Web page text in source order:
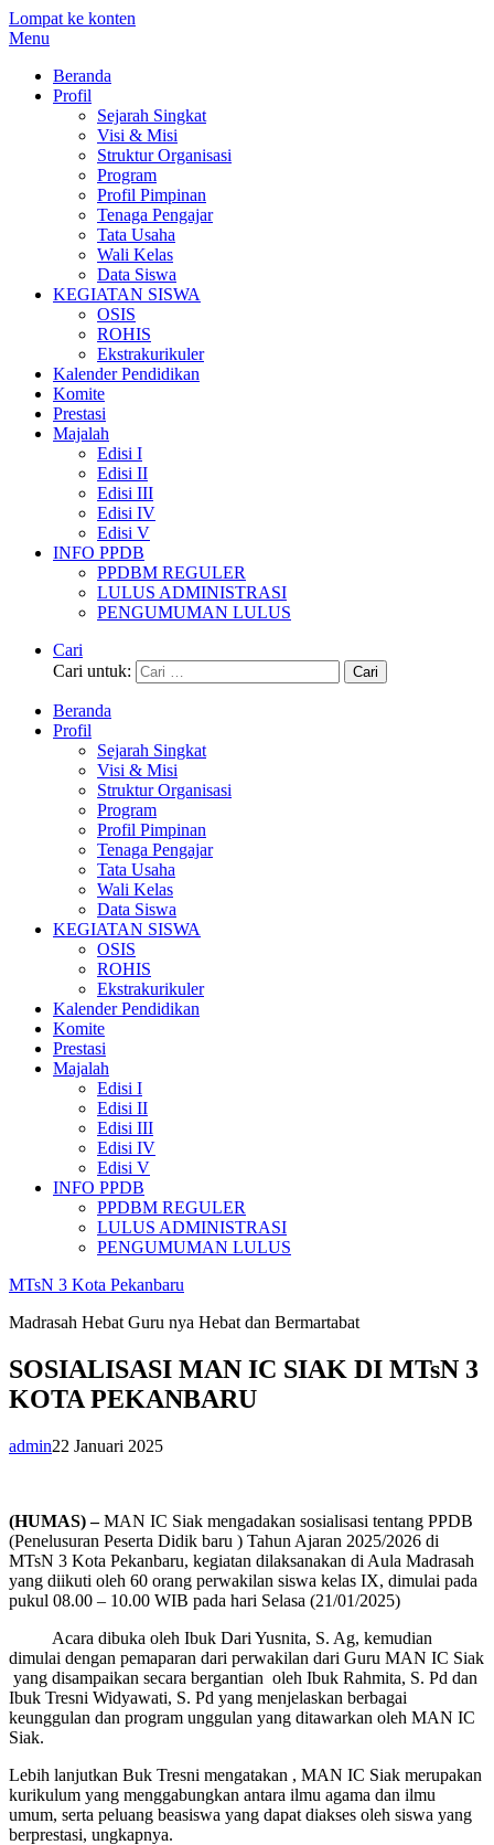
Lompat ke konten
Menu
Beranda
Profil
Sejarah Singkat
Visi & Misi
Struktur Organisasi
Program
Profil Pimpinan
Tenaga Pengajar
Tata Usaha
Wali Kelas
Data Siswa
KEGIATAN SISWA
OSIS
ROHIS
Ekstrakurikuler
Kalender Pendidikan
Komite
Prestasi
Majalah
Edisi I
Edisi II
Edisi III
Edisi IV
Edisi V
INFO PPDB
PPDBM REGULER
LULUS ADMINISTRASI
PENGUMUMAN LULUS
Cari
Cari untuk:
Beranda
Profil
Sejarah Singkat
Visi & Misi
Struktur Organisasi
Program
Profil Pimpinan
Tenaga Pengajar
Tata Usaha
Wali Kelas
Data Siswa
KEGIATAN SISWA
OSIS
ROHIS
Ekstrakurikuler
Kalender Pendidikan
Komite
Prestasi
Majalah
Edisi I
Edisi II
Edisi III
Edisi IV
Edisi V
INFO PPDB
PPDBM REGULER
LULUS ADMINISTRASI
PENGUMUMAN LULUS
MTsN 3 Kota Pekanbaru
Madrasah Hebat Guru nya Hebat dan Bermartabat
SOSIALISASI MAN IC SIAK DI MTsN 3
KOTA PEKANBARU
admin22 Januari 2025
(HUMAS) –MAN IC Siak mengadakan sosialisasi tentang PPDB
(Penelusuran Peserta Didik baru ) Tahun Ajaran 2025/2026 di
MTsN 3 Kota Pekanbaru, kegiatan dilaksanakan di Aula Madrasah
yang diikuti oleh 60 orang perwakilan siswa kelas IX, dimulai pada
pukul 08.00 – 10.00 WIB pada hari Selasa (21/01/2025)
Acara dibuka oleh Ibuk Dari Yusnita, S. Ag, kemudian
dimulai dengan pemaparan dari perwakilan dari Guru MAN IC Siak
yang disampaikan secara bergantian oleh Ibuk Rahmita, S. Pd dan
Ibuk Tresni Widyawati, S. Pd yang menjelaskan berbagai
keunggulan dan program unggulan yang ditawarkan oleh MAN IC
Siak.
Lebih lanjutkan Buk Tresni mengatakan , MAN IC Siak merupakan
kurikulum yang menggabungkan antara ilmu agama dan ilmu
umum, serta peluang beasiswa yang dapat diakses oleh siswa yang
berprestasi, ungkapnya.